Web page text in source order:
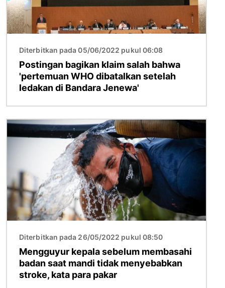
Diterbitkan pada 05/06/2022 pukul 06:08
Postingan bagikan klaim salah bahwa
'pertemuan WHO dibatalkan setelah
ledakan di Bandara Jenewa'
Gambar
Diterbitkan pada 26/05/2022 pukul 08:50
Mengguyur kepala sebelum membasahi
badan saat mandi tidak menyebabkan
stroke, kata para pakar